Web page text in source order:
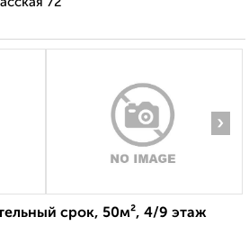
›
срок, 50м², 4/9 этаж